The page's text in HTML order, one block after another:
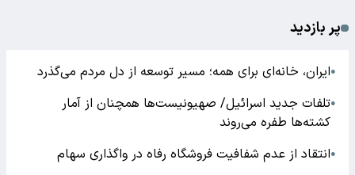
پر بازدید
●ایران، خانه‌ای برای همه؛ مسیر توسعه از دل مردم می‌گذرد
●تلفات جدید اسرائیل/ صهیونیست‌ها همچنان از آمار
کشته‌ها طفره می‌روند
●انتقاد از عدم شفافیت فروشگاه رفاه در واگذاری سهام